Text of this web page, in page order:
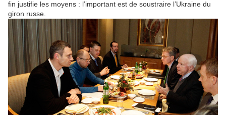
fin justifie les moyens : l’important est de soustraire l’Ukraine du
giron russe.